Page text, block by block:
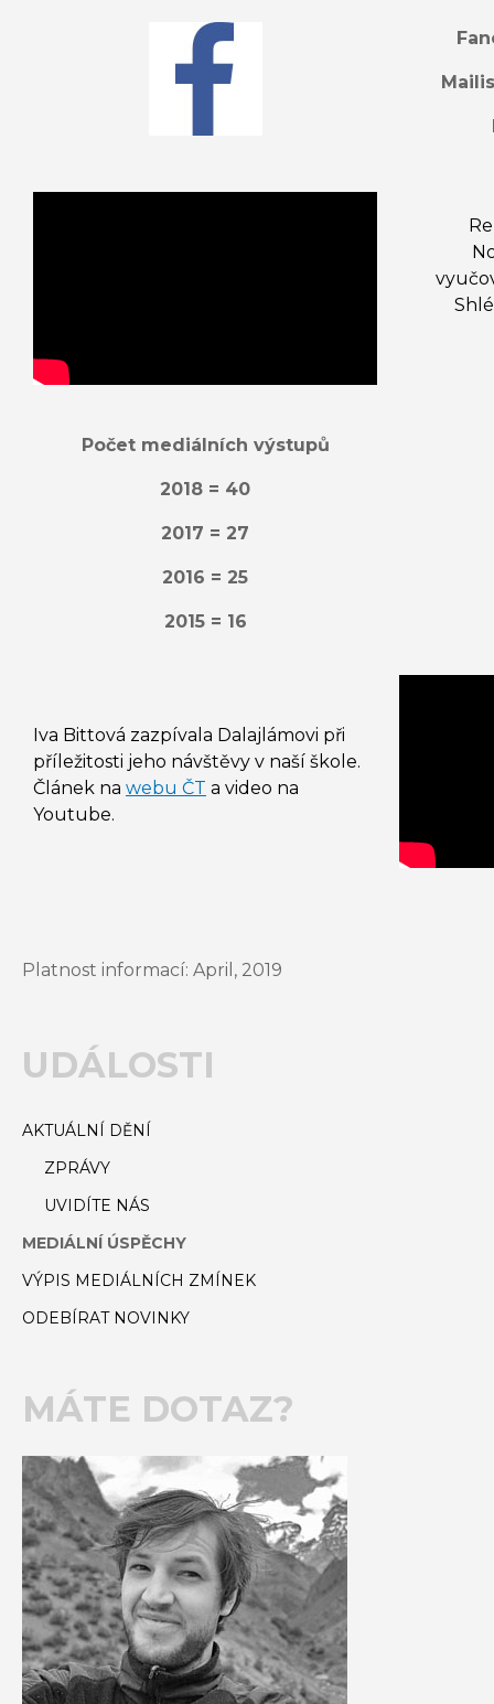
Počet mediálních výstupů
2018 = 40
2017 = 27
2016 = 25
2015 = 16
Iva Bittová zazpívala Dalajlámovi při
příležitosti jeho návštěvy v naší škole.
Článek na webu ČT a video na
Youtube.
Platnost informací: April, 2019
UDÁLOSTI
AKTUÁLNÍ DĚNÍ
ZPRÁVY
UVIDÍTE NÁS
MEDIÁLNÍ ÚSPĚCHY
VÝPIS MEDIÁLNÍCH ZMÍNEK
ODEBÍRAT NOVINKY
MÁTE DOTAZ?